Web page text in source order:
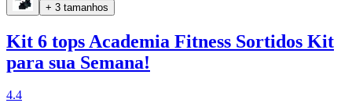
+ 3 tamanhos
Kit 6 tops Academia Fitness Sortidos Kit
para sua Semana!
4.4